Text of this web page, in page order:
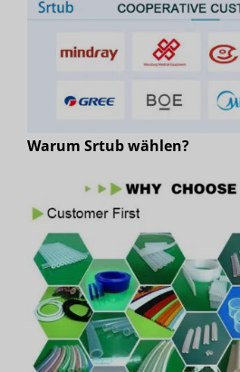
Warum Srtub wählen?